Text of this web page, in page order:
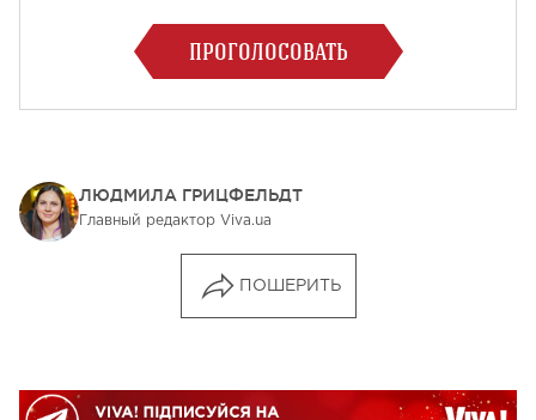
ПРОГОЛОСОВАТЬ
ЛЮДМИЛА ГРИЦФЕЛЬДТ
Главный редактор Viva.ua
ПОШЕРИТЬ